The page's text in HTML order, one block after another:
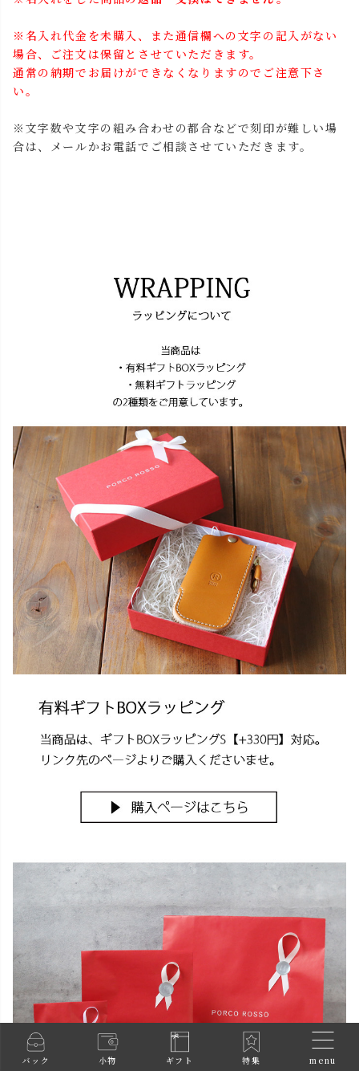
バック 小物 ギフト 特集 menu
※名入れ代金を未購入、また通信欄への文字の記入がない
場合、ご注文は保留とさせていただきます。
通常の納期でお届けができなくなりますのでご注意下さ
い。
※文字数や文字の組み合わせの都合などで刻印が難しい場
合は、メールかお電話でご相談させていただきます。